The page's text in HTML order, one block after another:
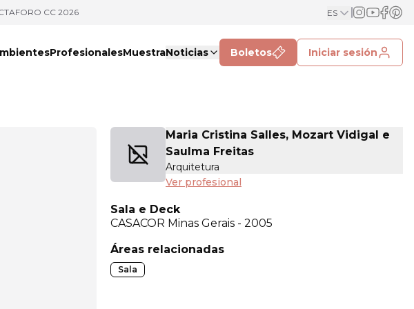
FORO CC 2026 ES
ProfesionalesMuestraNoticias Boletos Iniciar sesión
Maria Cristina Salles, Mozart Vidigal e
Saulma Freitas
Arquitetura
Ver profesional
Sala e Deck
CASACOR Minas Gerais - 2005
Áreas relacionadas
Sala